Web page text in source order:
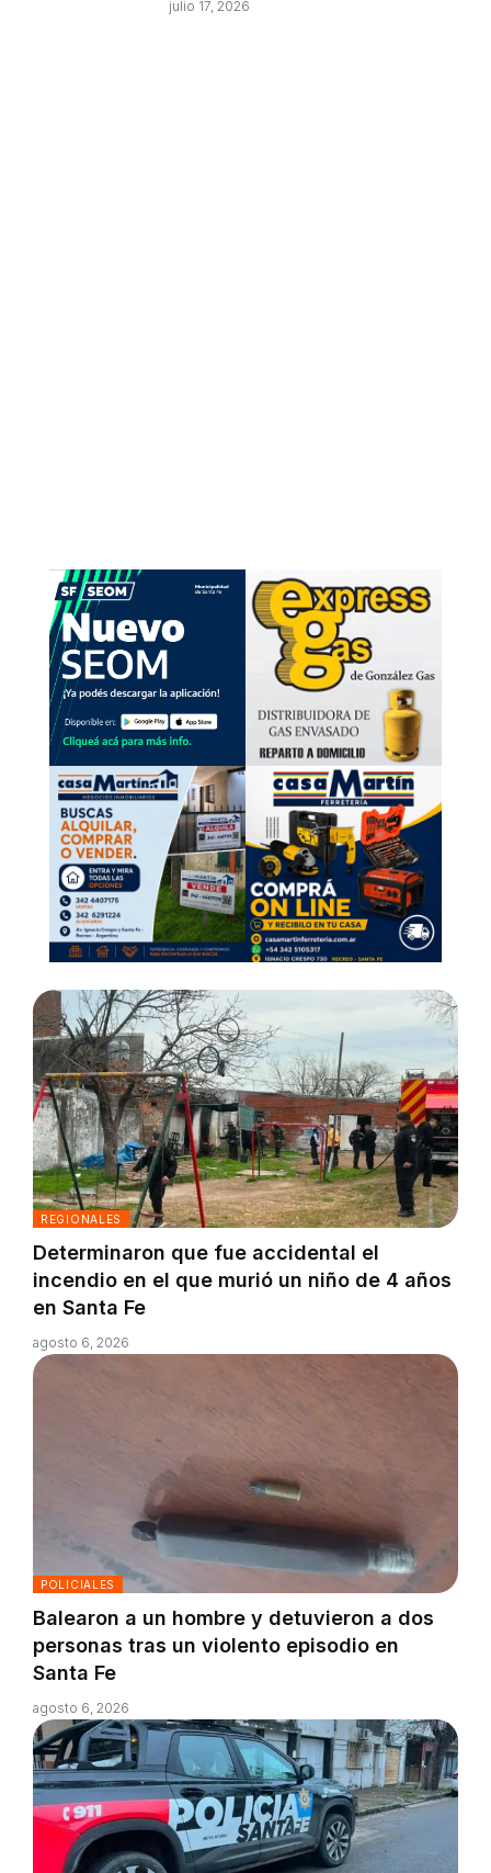
julio 17, 2026
REGIONALES
Determinaron que fue accidental el
incendio en el que murió un niño de 4 años
en Santa Fe
agosto 6, 2026
POLICIALES
Balearon a un hombre y detuvieron a dos
personas tras un violento episodio en
Santa Fe
agosto 6, 2026